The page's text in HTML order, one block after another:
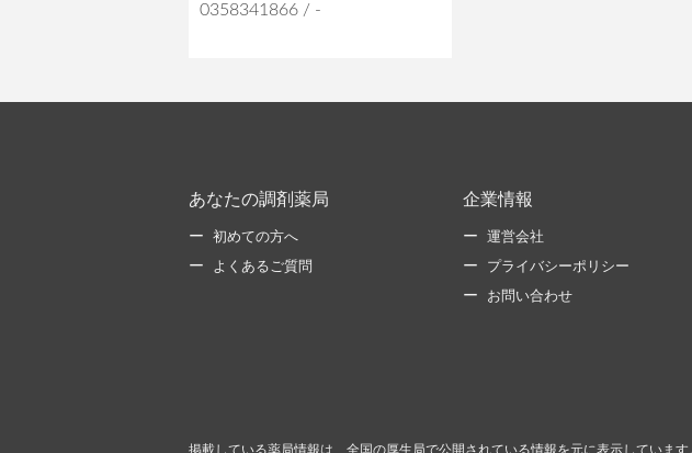
0358341866 / -
あなたの調剤薬局
初めての方へ
よくあるご質問
企業情報
運営会社
プライバシーポリシー
お問い合わせ
掲載している薬局情報は、全国の厚生局で公開されている情報を元に表示しています